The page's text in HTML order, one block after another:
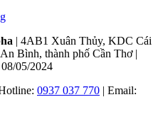
| 4AB1 Xuân Thủy, KDC Cái
Bình, thành phố Cần Thơ |
05/2024
0937 037 770 | Email: